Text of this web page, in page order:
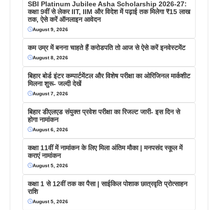
SBI Platinum Jubilee Asha Scholarship 2026-27:
कक्षा 9वीं से लेकर IIT, IIM और विदेश में पढ़ाई तक मिलेगा ₹15 लाख
तक, ऐसे करें ऑनलाइन आवेदन
August 9, 2026
कम उम्र में बनना चाहते हैं करोडपति तो आज से ऐसे करें इनवेस्टमेंट
August 8, 2026
बिहार बोर्ड इंटर कम्पार्टमेंटल और विशेष परीक्षा का ओरिजिनल मार्कशीट
मिलना शुरू- जल्दी देखें
August 7, 2026
बिहार डीएलएड संयुक्त प्रवेश परीक्षा का रिजल्ट जारी- इस दिन से
होगा नामांकन
August 6, 2026
कक्षा 11वीं में नामांकन के लिए मिला अंतिम मौका | मनपसंद स्कूल में
कराएं नामांकन
August 5, 2026
कक्षा 1 से 12वीं तक का पैसा | साईकिल पोशाक छात्रवृति प्रोत्साहन
राशि
August 5, 2026